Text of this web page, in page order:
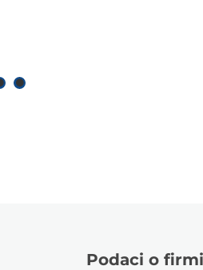
Podaci o firmi